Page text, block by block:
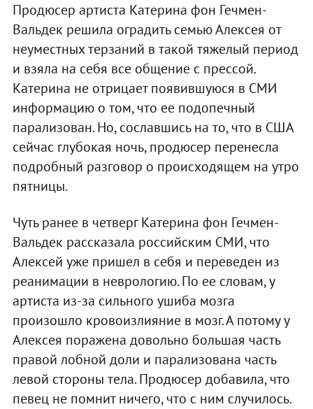
Продюсер артиста Катерина фон Гечмен-
Вальдек решила оградить семью Алексея от
неуместных терзаний в такой тяжелый период
и взяла на себя все общение с прессой.
Катерина не отрицает появившуюся в СМИ
информацию о том, что ее подопечный
парализован. Но, сославшись на то, что в США
сейчас глубокая ночь, продюсер перенесла
подробный разговор о происходящем на утро
пятницы.
Чуть ранее в четверг Катерина фон Гечмен-
Вальдек рассказала российским СМИ, что
Алексей уже пришел в себя и переведен из
реанимации в неврологию. По ее словам, у
артиста из-за сильного ушиба мозга
произошло кровоизлияние в мозг. А потому у
Алексея поражена довольно большая часть
правой лобной доли и парализована часть
левой стороны тела. Продюсер добавила, что
певец не помнит ничего, что с ним случилось.